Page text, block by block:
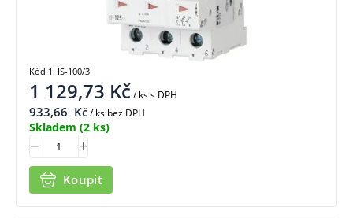
1 129,73 Kč/ kss DPH
933,66 Kč/ ks bez DPH
Skladem (2 ks)
Koupit
Kód 1: IS-100/3